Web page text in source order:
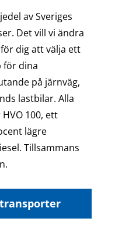
av Sveriges
Det vill vi ändra
dig att välja ett
för dina
på järnväg,
lastbilar. Alla
100, ett
lägre
Tillsammans